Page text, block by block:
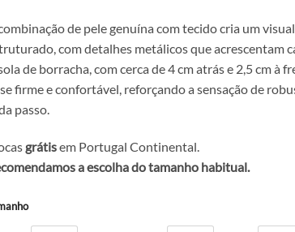
de pele genuína com tecido cria um
com detalhes metálicos que acrescentam
de borracha, com cerca de 4 cm atrás e 2,5 cm à
firme e confortável, reforçando a sensação de
passo.
grátisem Portugal Continental.
a escolha do tamanho habitual.